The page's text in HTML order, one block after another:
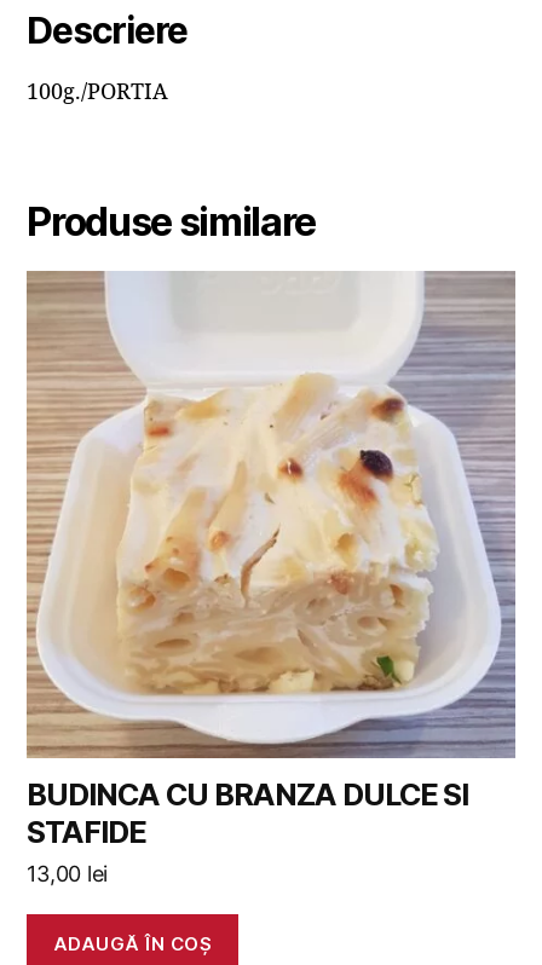
Descriere
100g./PORTIA
Produse similare
BUDINCA CU BRANZA DULCE SI
STAFIDE
13,00 lei
ADAUGĂ ÎN COȘ